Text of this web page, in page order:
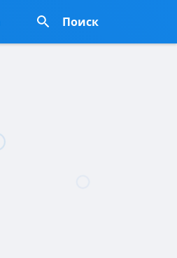
Поиск